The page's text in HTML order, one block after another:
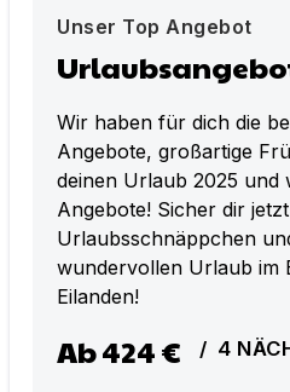
Unser Top Angebot
Wir haben für dich die
Angebote, großartige
deinen Urlaub 2025 und
Angebote! Sicher dir
Urlaubsschnäppchen
wundervollen Urlaub im
Eilanden!
Ab424 € / 4